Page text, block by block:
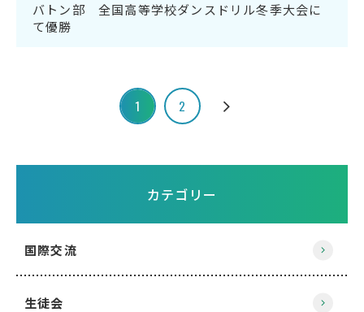
バトン部 全国高等学校ダンスドリル冬季大会に
て優勝
1 2
カテゴリー
国際交流
生徒会